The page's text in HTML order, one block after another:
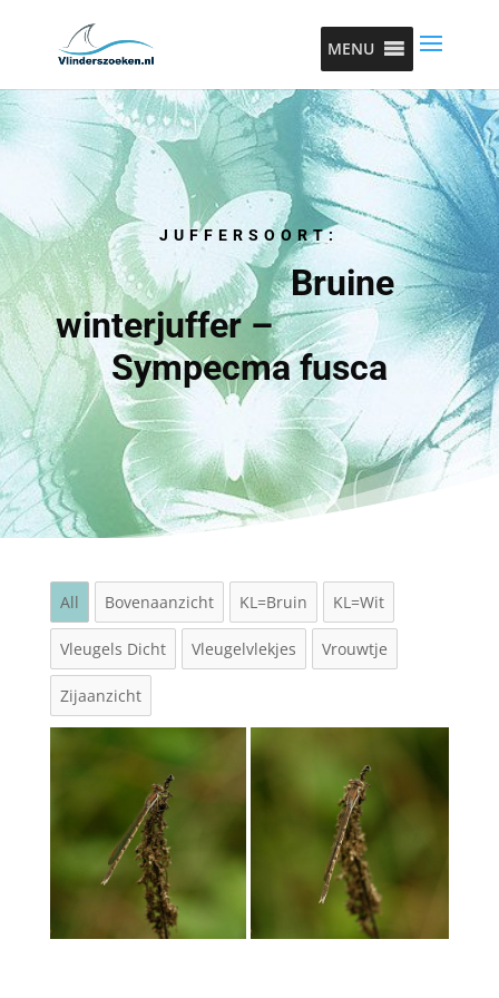
MENU
JUFFERSOORT:
Bruine
winterjuffer –
Sympecma fusca
All Bovenaanzicht KL=Bruin KL=Wit
Vleugels Dicht Vleugelvlekjes Vrouwtje
Zijaanzicht